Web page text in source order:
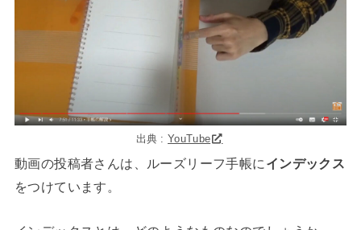
出典 :YouTube
動画の投稿者さんは、ルーズリーフ手帳に インデックス
をつけています。